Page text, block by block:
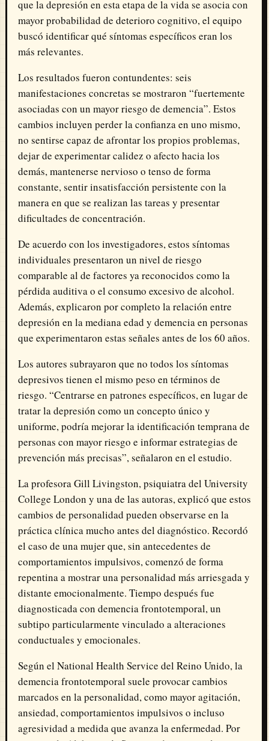
que la depresión en esta etapa de la vida se asocia con
mayor probabilidad de deterioro cognitivo, el equipo
buscó identificar qué síntomas específicos eran los
más relevantes.
Los resultados fueron contundentes: seis
manifestaciones concretas se mostraron “fuertemente
asociadas con un mayor riesgo de demencia”. Estos
cambios incluyen perder la confianza en uno mismo,
no sentirse capaz de afrontar los propios problemas,
dejar de experimentar calidez o afecto hacia los
demás, mantenerse nervioso o tenso de forma
constante, sentir insatisfacción persistente con la
manera en que se realizan las tareas y presentar
dificultades de concentración.
De acuerdo con los investigadores, estos síntomas
individuales presentaron un nivel de riesgo
comparable al de factores ya reconocidos como la
pérdida auditiva o el consumo excesivo de alcohol.
Además, explicaron por completo la relación entre
depresión en la mediana edad y demencia en personas
que experimentaron estas señales antes de los 60 años.
Los autores subrayaron que no todos los síntomas
depresivos tienen el mismo peso en términos de
riesgo. “Centrarse en patrones específicos, en lugar de
tratar la depresión como un concepto único y
uniforme, podría mejorar la identificación temprana de
personas con mayor riesgo e informar estrategias de
prevención más precisas”, señalaron en el estudio.
La profesoraGill Livingston, psiquiatra del University
College London y una de las autoras, explicó que estos
cambios de personalidad pueden observarse en la
práctica clínica mucho antes del diagnóstico. Recordó
el caso de una mujer que, sin antecedentes de
comportamientos impulsivos, comenzó de forma
repentina a mostrar una personalidad más arriesgada y
distante emocionalmente. Tiempo después fue
diagnosticada con demencia frontotemporal, un
subtipo particularmente vinculado a alteraciones
conductuales y emocionales.
Según el National Health Service del Reino Unido, la
demencia frontotemporal suele provocar cambios
marcados en la personalidad, como mayor agitación,
ansiedad, comportamientos impulsivos o incluso
agresividad a medida que avanza la enfermedad. Por